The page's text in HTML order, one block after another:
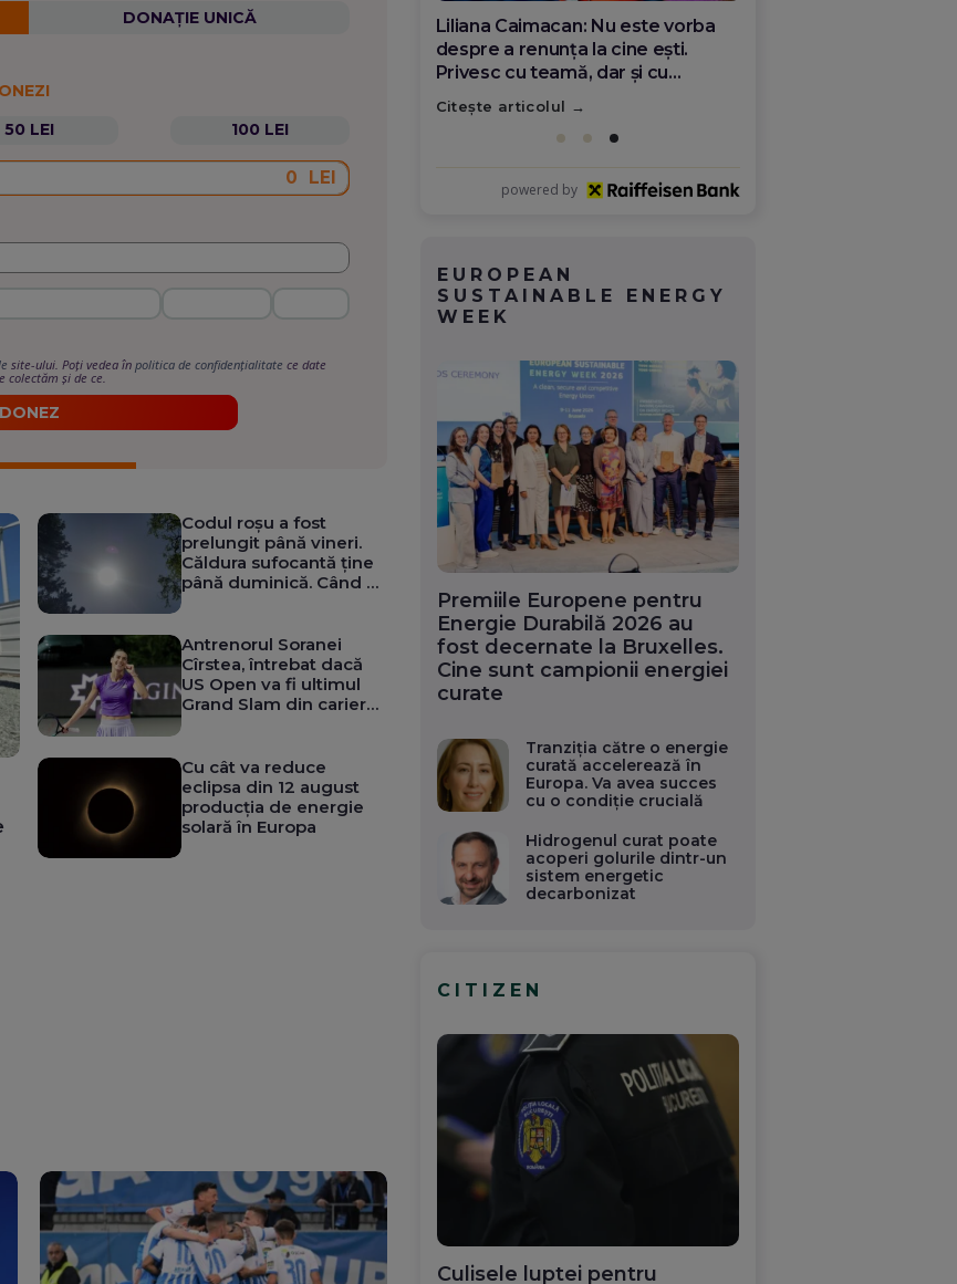
DONAȚIE UNICĂ
50 LEI 100 LEI
LEI
site-ului. Poți vedea înpolitica de confidențialitate ce date
colectăm și de ce.
DONEZ
Codul roșu a fost
prelungit până vineri.
Căldura sufocantă ține
până duminică. Când și
Antrenorul Soranei
Cîrstea, întrebat dacă
US Open va fi ultimul
Grand Slam din cariera
Cu cât va reduce
eclipsa din 12 august
producția de energie
solară în Europa
Diana Olar, românca de la Google
care demonstrează că diaspora
poate schimba România
Citește articolul
powered by
EUROPEAN
SUSTAINABLE ENERGY
WEEK
Premiile Europene pentru
Energie Durabilă 2026 au
fost decernate la Bruxelles.
Cine sunt campionii energiei
curate
Tranziția către o energie
curată accelerează în
Europa. Va avea succes
cu o condiție crucială
Hidrogenul curat poate
acoperi golurile dintr-un
sistem energetic
decarbonizat
CITIZEN
Culisele luptei pentru